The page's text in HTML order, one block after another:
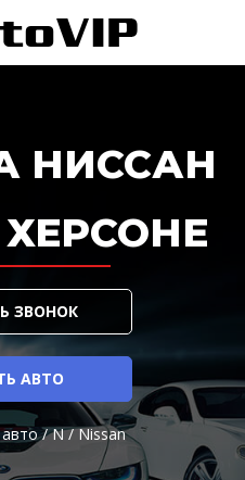
НИССАН
ЗВОНОК
АВТО
/N/Nissan